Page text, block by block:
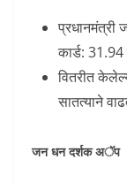
प्रधानमंत्री
कार्ड: 31.94
वितरीत
सातत्याने
जन धन दर्शक अॅप